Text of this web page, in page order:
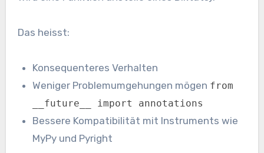
Das heisst:
Konsequenteres Verhalten
Weniger Problemumgehungen mögen from
__future__ import annotations
Bessere Kompatibilität mit Instruments wie
MyPy und Pyright